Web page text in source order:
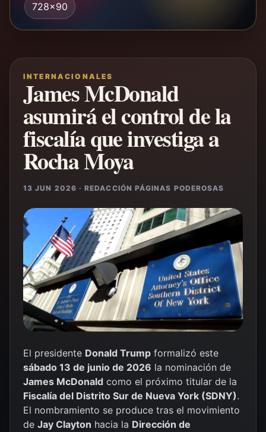
728x90
INTERNACIONALES
James McDonald
asumirá el control de la
fiscalía que investiga a
Rocha Moya
13 JUN 2026 · REDACCIÓN PÁGINAS PODEROSAS
El presidente Donald Trump formalizó este
sábado 13 de junio de 2026 la nominación de
James McDonald como el próximo titular de la
Fiscalía del Distrito Sur de Nueva York (SDNY).
El nombramiento se produce tras el movimiento
de Jay Clayton hacia la Dirección de